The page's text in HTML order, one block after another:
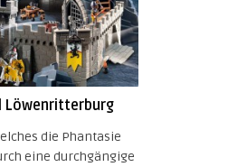
Löwenritterburg
die Phantasie
eine durchgängige